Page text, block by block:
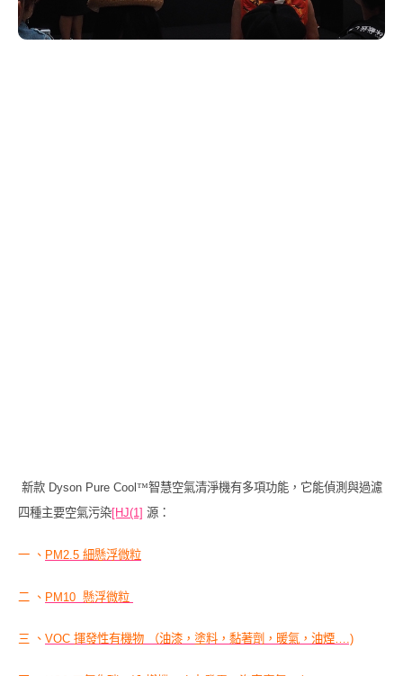
新款 Dyson Pure Cool ™智慧空氣清淨機有多項功能，它能偵測與過濾
四種主要空氣污染[HJ(1] 源：
一 、 PM2.5 細懸浮微粒
二 、 PM10 懸浮微粒
三 、 VOC 揮發性有機物 （油漆，塗料，黏著劑，暖氣，油煙….)